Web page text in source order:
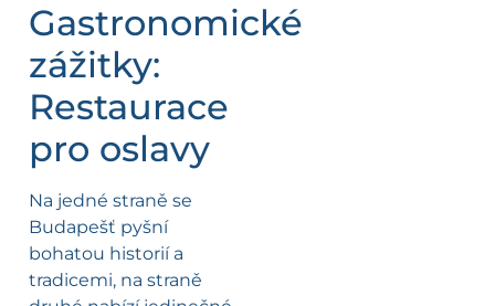
Gastronomické
zážitky:
Restaurace
pro oslavy
Na jedné straně se
Budapešť pyšní
bohatou historií a
tradicemi, na straně